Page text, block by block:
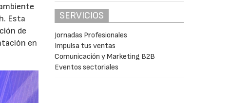
Esta
de
en
SERVICIOS
Jornadas Profesionales
Impulsa tus ventas
Comunicación y Marketing B2B
Eventos sectoriales